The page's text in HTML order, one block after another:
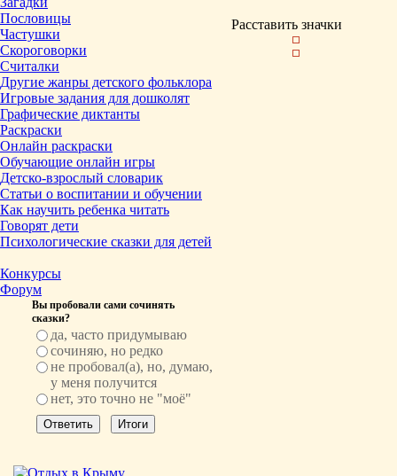
Пословицы
Частушки
Скороговорки
Считалки
Другие жанры детского фольклора
Игровые задания для дошколят
Графические диктанты
Раскраски
Онлайн раскраски
Обучающие онлайн игры
Детско-взрослый словарик
Статьи о воспитании и обучении
Как научить ребенка читать
Говорят дети
Психологические сказки для детей
Конкурсы
Форум
Вы пробовали сами сочинять
сказки?
да, часто придумываю
сочиняю, но редко
не пробовал(а), но, думаю,
у меня получится
нет, это точно не "моё"
Расставить значки